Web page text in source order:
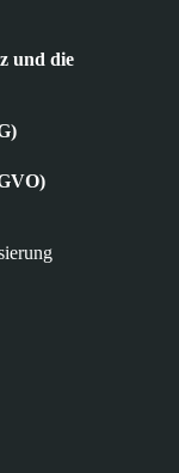
und die